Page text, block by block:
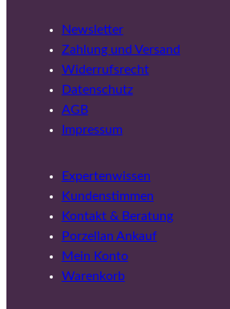
Newsletter
Zahlung und Versand
Widerrufsrecht
Datenschutz
AGB
Impressum
Expertenwissen
Kundenstimmen
Kontakt & Beratung
Porzellan Ankauf
Mein Konto
Warenkorb